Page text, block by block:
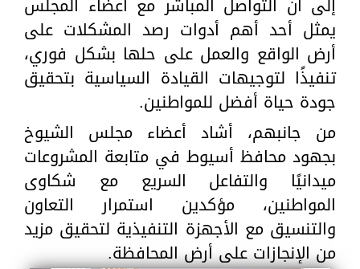
يمثل أحد أهم أدوات رصد المشكلات على
أرض الواقع والعمل على حلها بشكل فوري،
تنفيذًا لتوجيهات القيادة السياسية بتحقيق
جودة حياة أفضل للمواطنين.
من جانبهم، أشاد أعضاء مجلس الشيوخ
بجهود محافظ أسيوط في متابعة المشروعات
ميدانيًا والتفاعل السريع مع شكاوى
المواطنين، مؤكدين استمرار التعاون
والتنسيق مع الأجهزة التنفيذية لتحقيق مزيد
من الإنجازات على أرض المحافظة.